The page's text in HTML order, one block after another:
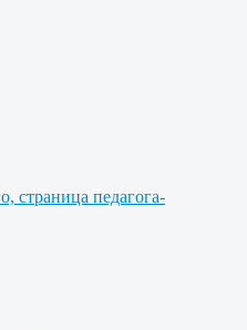
страница педагога-